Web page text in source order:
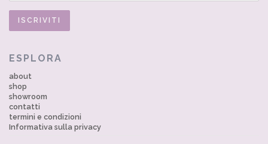
ESPLORA
about
shop
showroom
contatti
termini e condizioni
Informativa sulla privacy